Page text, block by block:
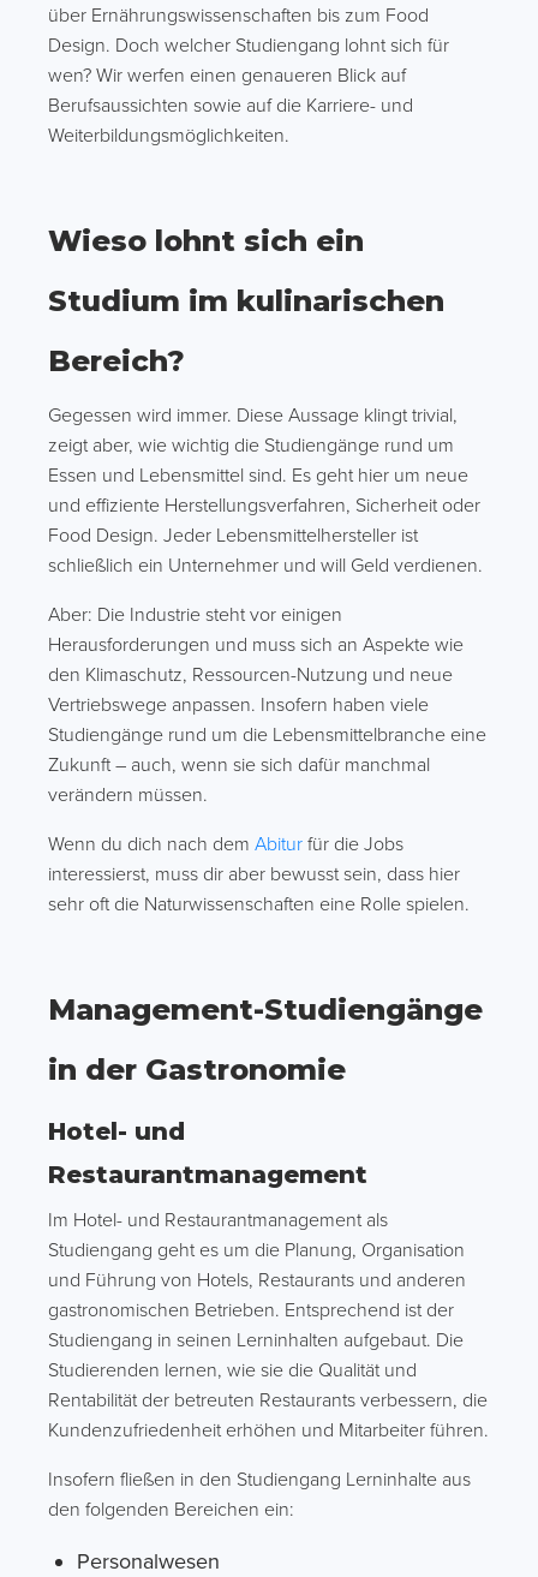
über Ernährungswissenschaften bis zum Food
Design. Doch welcher Studiengang lohnt sich für
wen? Wir werfen einen genaueren Blick auf
Berufsaussichten sowie auf die Karriere- und
Weiterbildungsmöglichkeiten.
Wieso lohnt sich ein
Studium im kulinarischen
Bereich?
Gegessen wird immer. Diese Aussage klingt trivial,
zeigt aber, wie wichtig die Studiengänge rund um
Essen und Lebensmittel sind. Es geht hier um neue
und effiziente Herstellungsverfahren, Sicherheit oder
Food Design. Jeder Lebensmittelhersteller ist
schließlich ein Unternehmer und will Geld verdienen.
Aber: Die Industrie steht vor einigen
Herausforderungen und muss sich an Aspekte wie
den Klimaschutz, Ressourcen-Nutzung und neue
Vertriebswege anpassen. Insofern haben viele
Studiengänge rund um die Lebensmittelbranche eine
Zukunft – auch, wenn sie sich dafür manchmal
verändern müssen.
Wenn du dich nach dem Abitur für die Jobs
interessierst, muss dir aber bewusst sein, dass hier
sehr oft die Naturwissenschaften eine Rolle spielen.
Management-Studiengänge
in der Gastronomie
Hotel- und
Restaurantmanagement
Im Hotel- und Restaurantmanagement als
Studiengang geht es um die Planung, Organisation
und Führung von Hotels, Restaurants und anderen
gastronomischen Betrieben. Entsprechend ist der
Studiengang in seinen Lerninhalten aufgebaut. Die
Studierenden lernen, wie sie die Qualität und
Rentabilität der betreuten Restaurants verbessern, die
Kundenzufriedenheit erhöhen und Mitarbeiter führen.
Insofern fließen in den Studiengang Lerninhalte aus
den folgenden Bereichen ein:
Personalwesen